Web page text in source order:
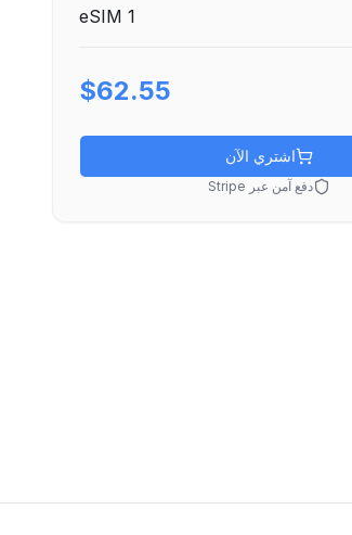
1
$62.55
اشتري الآن
دفع آمن عبر Stripe